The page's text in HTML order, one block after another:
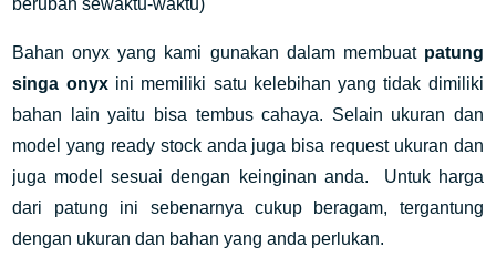
berubah sewaktu-waktu)
Bahan onyx yang kami gunakan dalam membuat patung
singa onyx ini memiliki satu kelebihan yang tidak dimiliki
bahan lain yaitu bisa tembus cahaya. Selain ukuran dan
model yang ready stock anda juga bisa request ukuran dan
juga model sesuai dengan keinginan anda. Untuk harga
dari patung ini sebenarnya cukup beragam, tergantung
dengan ukuran dan bahan yang anda perlukan.